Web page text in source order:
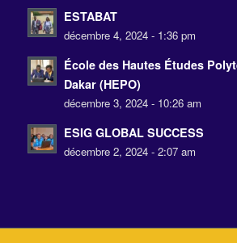
ESTABAT
décembre 4, 2024 - 1:36 pm
École des Hautes Études
Dakar (HEPO)
décembre 3, 2024 - 10:26 am
ESIG GLOBAL SUCCESS
décembre 2, 2024 - 2:07 am